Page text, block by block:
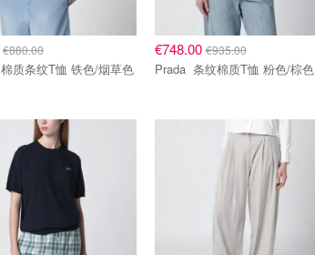
€880.00
Miu Miu 棉质条纹T恤 铁色/烟草色
€748.00€935.00
Prada 条纹棉质T恤 粉色/棕色